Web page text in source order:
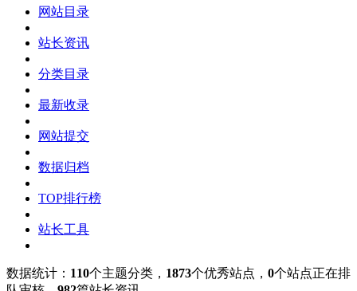
网站目录
站长资讯
分类目录
最新收录
网站提交
数据归档
TOP排行榜
站长工具
数据统计： 110个主题分类， 1873个优秀站点， 0个站点正在排